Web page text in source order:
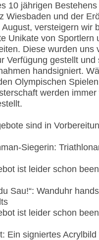
10 jährigen Bestehens
Wiesbaden und der
versteigern wir
Unikate von Sportlern
Diese wurden uns
Verfügung gestellt und
handsigniert.
Olympischen
werden
sind in
Siegerin:
ist leider schon
Sau!“: Wanduhr
ist leider schon
Ein signiertes Acrylbild